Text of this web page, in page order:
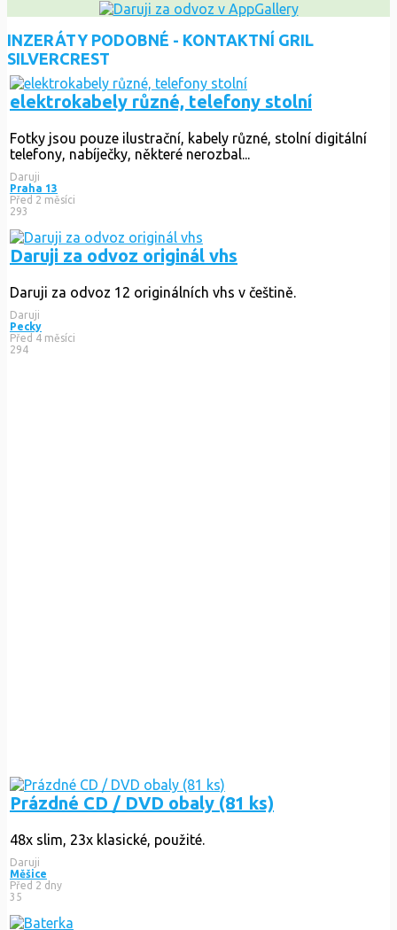
INZERÁTY PODOBNÉ - KONTAKTNÍ GRIL
SILVERCREST
elektrokabely různé, telefony stolní
Fotky jsou pouze ilustrační, kabely různé, stolní digitální
telefony, nabíječky, některé nerozbal...
Daruji
Praha 13
Před 2 měsíci
293
Daruji za odvoz originál vhs
Daruji za odvoz 12 originálních vhs v češtině.
Daruji
Pecky
Před 4 měsíci
294
Prázdné CD / DVD obaly (81 ks)
48x slim, 23x klasické, použité.
Daruji
Měšice
Před 2 dny
35